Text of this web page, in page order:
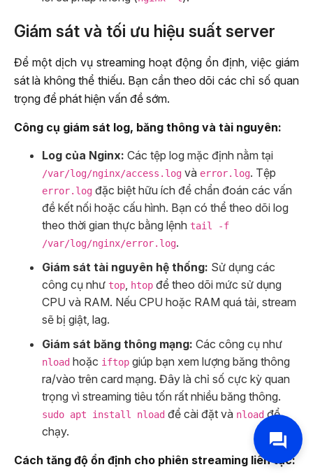
Giám sát và tối ưu hiệu suất server
Để một dịch vụ streaming hoạt động ổn định, việc giám
sát là không thể thiếu. Bạn cần theo dõi các chỉ số quan
trọng để phát hiện vấn đề sớm.
Công cụ giám sát log, băng thông và tài nguyên:
Log của Nginx: Các tệp log mặc định nằm tại
/var/log/nginx/access.log và error.log. Tệp
error.log đặc biệt hữu ích để chẩn đoán các vấn
đề kết nối hoặc cấu hình. Bạn có thể theo dõi log
theo thời gian thực bằng lệnh tail -f
/var/log/nginx/error.log.
Giám sát tài nguyên hệ thống: Sử dụng các
công cụ như top, htop để theo dõi mức sử dụng
CPU và RAM. Nếu CPU hoặc RAM quá tải, stream
sẽ bị giật, lag.
Giám sát băng thông mạng: Các công cụ như
nload hoặc iftop giúp bạn xem lượng băng thông
ra/vào trên card mạng. Đây là chỉ số cực kỳ quan
trọng vì streaming tiêu tốn rất nhiều băng thông.
sudo apt install nload để cài đặt và nload để
chạy.
Cách tăng độ ổn định cho phiên streaming liên tục: